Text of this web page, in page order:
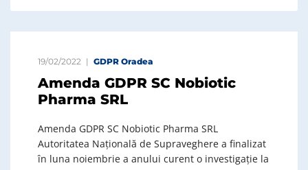
19/02/2022 GDPR Oradea
Amenda GDPR SC Nobiotic
Pharma SRL
Amenda GDPR SC Nobiotic Pharma SRL
Autoritatea Națională de Supraveghere a finalizat
în luna noiembrie a anului curent o investigație la